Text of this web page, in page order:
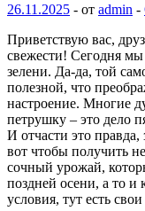
26.11.2025 - от admin -
Приветствую вас,
свежести! Сегодня
зелени. Да-да, той
полезной, что
настроение. Многие
петрушку – это дело
И отчасти это
вот чтобы получить
сочный урожай,
поздней осени, а то и
условия, тут есть